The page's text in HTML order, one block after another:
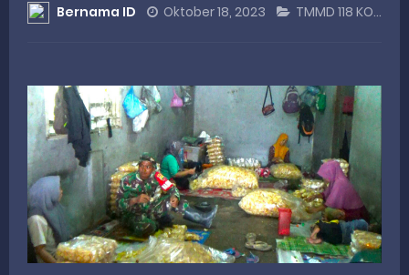
Danpusterad Resmi Tutup Program Bakti TNI AD Untuk Rakyat di Kabupaten Kepulauan Mentawai
IHSG Bangkit dan Rupiah Menguat, Rahmat Saleh Apresiasi Gerak Cepat Dasco
Rahmat Saleh Nilai Penataan BUMN Perlu, Asalkan Layanan Publik Tetap Terjaga
Saturday, 8 August
Bernama ID Oktober 18, 2023 TMMD 118 KODIM 0201/MEDAN